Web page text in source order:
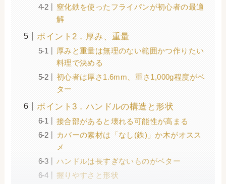
窒化鉄を使ったフライパンが初心者の最適
解
ポイント2．厚み、重量
厚みと重量は無理のない範囲かつ作りたい
料理で決める
初心者は厚さ1.6mm、重さ1,000g程度がベ
ター
ポイント3．ハンドルの構造と形状
接合部があると壊れる可能性が高まる
カバーの素材は「なし(鉄)」か木がオスス
メ
ハンドルは長すぎないものがベター
握りやすさと形状